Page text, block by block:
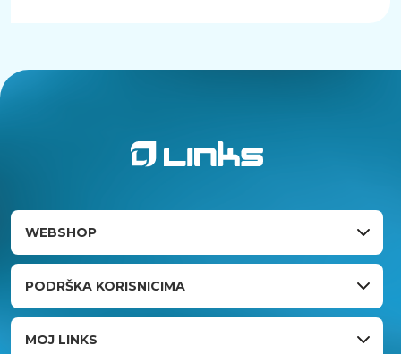
WEBSHOP
PODRŠKA KORISNICIMA
MOJ LINKS